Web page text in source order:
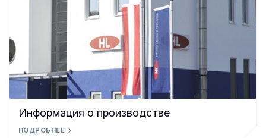
Информация о производстве
ПОДРОБНЕЕ